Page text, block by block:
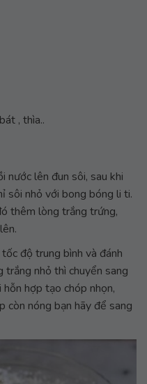
bát , thìa..
nước lên đun sôi, sau khi
sôi nhỏ với bong bóng li ti.
thêm lòng trắng trứng,
độ trung bình và đánh
trắng nhỏ thì chuyển sang
hợp tạo chóp nhọn,
còn nóng bạn hãy để sang